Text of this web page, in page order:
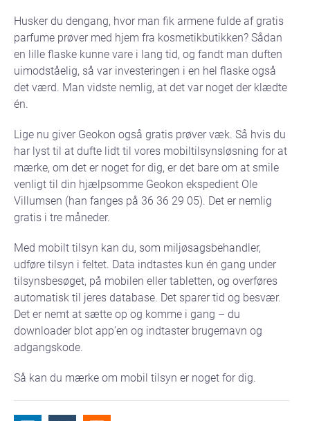
Husker du dengang, hvor man fik armene fulde af gratis
parfume prøver med hjem fra kosmetikbutikken? Sådan
en lille flaske kunne vare i lang tid, og fandt man duften
uimodståelig, så var investeringen i en hel flaske også
det værd. Man vidste nemlig, at det var noget der klædte
én.
Lige nu giver Geokon også gratis prøver væk. Så hvis du
har lyst til at dufte lidt til vores mobiltilsynsløsning for at
mærke, om det er noget for dig, er det bare om at smile
venligt til din hjælpsomme Geokon ekspedient Ole
Villumsen (han fanges på 36 36 29 05). Det er nemlig
gratis i tre måneder.
Med mobilt tilsyn kan du, som miljøsagsbehandler,
udføre tilsyn i feltet. Data indtastes kun én gang under
tilsynsbesøget, på mobilen eller tabletten, og overføres
automatisk til jeres database. Det sparer tid og besvær.
Det er nemt at sætte op og komme i gang – du
downloader blot app’en og indtaster brugernavn og
adgangskode.
Så kan du mærke om mobil tilsyn er noget for dig.